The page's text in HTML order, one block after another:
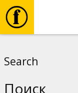
Search
Поиск